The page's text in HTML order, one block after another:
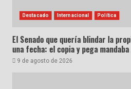
Destacado Internacional Política
El Senado que quería blindar la
una fecha: el copia y pega
9 de agosto de 2026